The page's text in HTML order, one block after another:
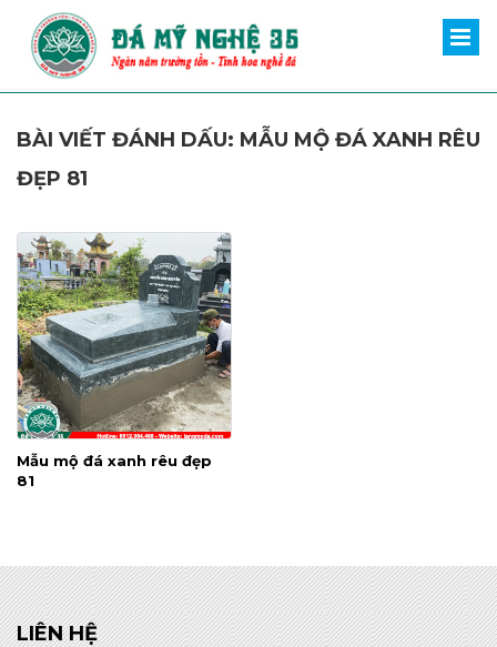
BÀI VIẾT ĐÁNH DẤU: MẪU MỘ ĐÁ XANH RÊU
ĐẸP 81
Mẫu mộ đá xanh rêu đẹp
81
LIÊN HỆ